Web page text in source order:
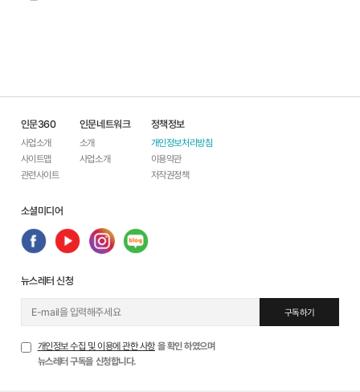
인문360
사업소개
사이트맵
관련사이트
인문네트워크
소개
사업소개
정책정보
개인정보처리방침
이용약관
저작권정책
소셜미디어
뉴스레터 신청
구독하기
개인정보 수집 및 이용에 관한 사항 을 확인 하였으며
뉴스레터 구독을 신청합니다.